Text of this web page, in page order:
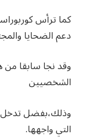
كما ترأس
دعم الضحايا
وقد نجا سابقا
الشخصيين
وذلك،بفضل تدخل
التي واجهها.